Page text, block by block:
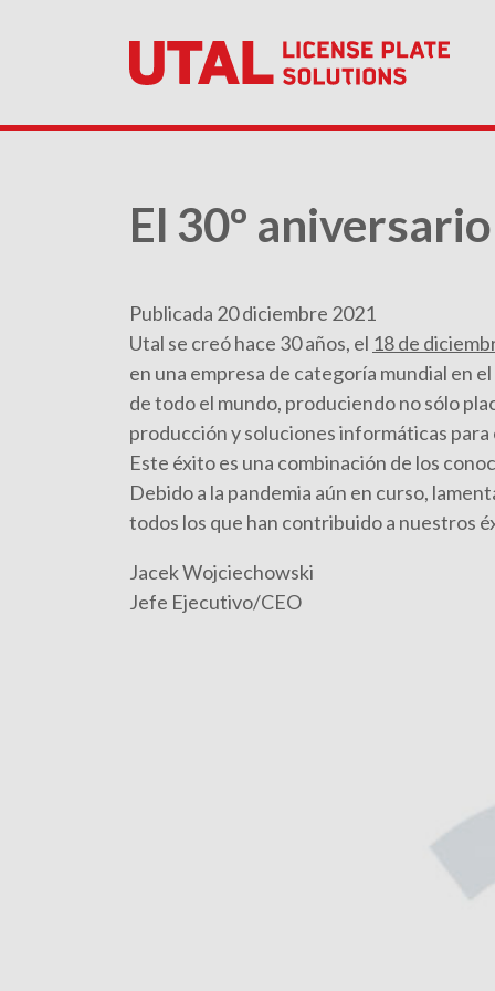
El 30º
Publicada 20 diciembre 2021
Utal se creó hace 30 años, el 18 de
en una empresa de categoría mundial en
de todo el mundo, produciendo no sólo
producción y soluciones informáticas para
Este éxito es una combinación de los
Debido a la pandemia aún en curso,
todos los que han contribuido a nuestros
Jacek Wojciechowski
Jefe Ejecutivo/CEO